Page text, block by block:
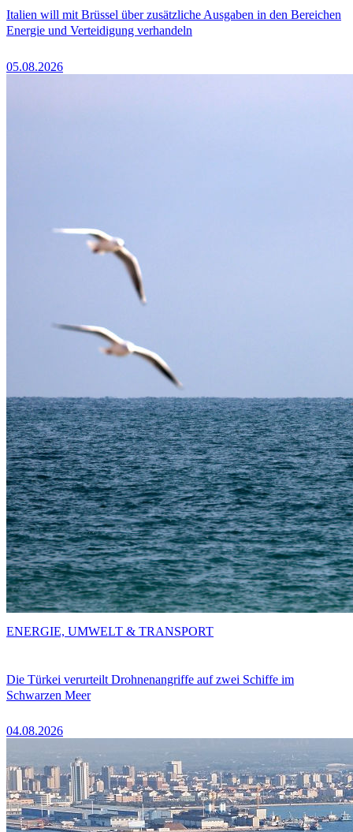
Italien will mit Brüssel über zusätzliche Ausgaben in den Bereichen
Energie und Verteidigung verhandeln
05.08.2026
Die Türkei verurteilt Drohnenangriffe auf zwei Schiffe im
Schwarzen Meer
04.08.2026
ENERGIE, UMWELT & TRANSPORT